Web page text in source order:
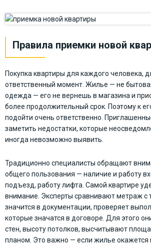
Правила приемки новой
Покупка квартиры для каждого человека,
ответственный момент. Жилье — не
одежда — его не вернешь в магазина и
более продолжительный срок. Поэтому к
подойти очень ответственно.
заметить недостатки, которые
иногда невозможно выявить.
Традиционно специалисты обращают
общего пользования — наличие и работу
подъезд, работу лифта. Самой квартире
внимание. Эксперты сравнивают метраж с
значится в документации, проверяет
которые значатся в договоре. Для этого
стен, высоту потолков, высчитывают
планом. Это важно — если жилье